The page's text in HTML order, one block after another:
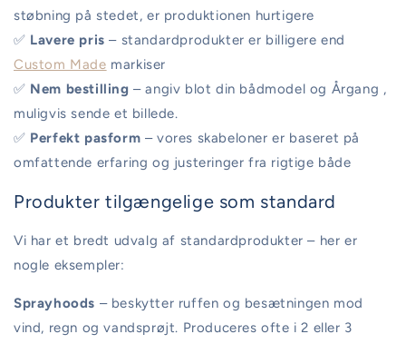
støbning på stedet, er produktionen hurtigere
✅ Lavere pris – standardprodukter er billigere end
Custom Made markiser
✅ Nem bestilling – angiv blot din bådmodel og Årgang ,
muligvis sende et billede.
✅ Perfekt pasform – vores skabeloner er baseret på
omfattende erfaring og justeringer fra rigtige både
Produkter tilgængelige som standard
Vi har et bredt udvalg af standardprodukter – her er
nogle eksempler:
Sprayhoods – beskytter ruffen og besætningen mod
vind, regn og vandsprøjt. Produceres ofte i 2 eller 3